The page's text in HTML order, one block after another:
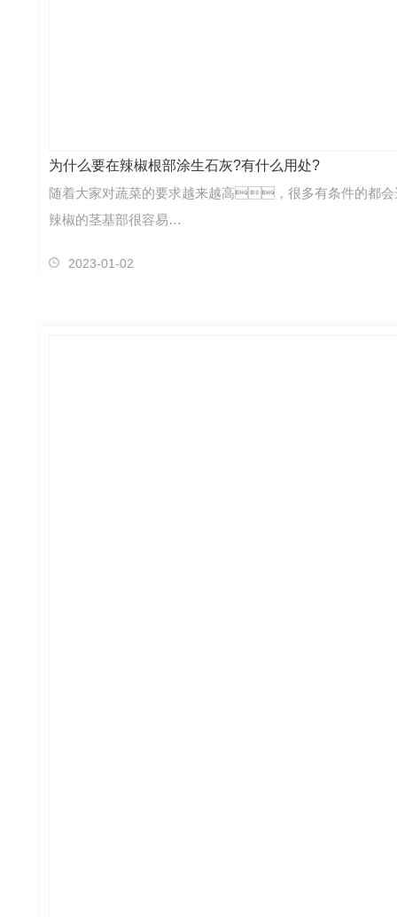
为什么要在辣椒根部涂生石灰?有什么用处?
随着大家对蔬菜的要求越来越高，很多有条件的都
辣椒的茎基部很容易…
2023-01-02